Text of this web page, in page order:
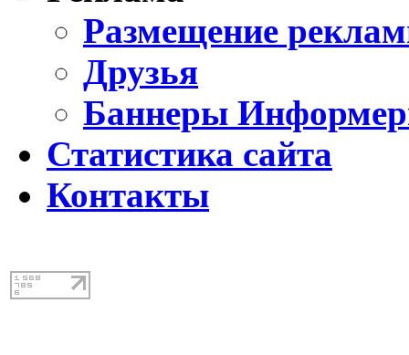
Размещение
Друзья
Баннеры
Статистика сайта
Контакты